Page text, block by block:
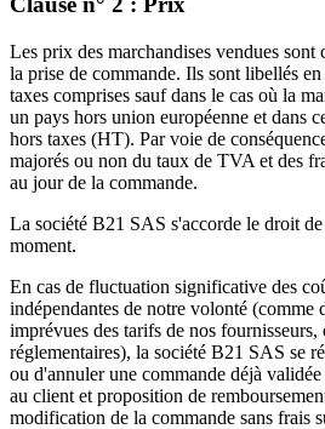
Les prix des marchandises vendues
la prise de commande. Ils sont libellés
taxes comprises sauf dans le cas où la
un pays hors union européenne et dans
hors taxes (HT). Par voie de
majorés ou non du taux de TVA et des
au jour de la commande.
La société B21 SAS s'accorde le droit
moment.
En cas de fluctuation significative des
indépendantes de notre volonté (comme
imprévues des tarifs de nos fournisseurs,
réglementaires), la société B21 SAS se
ou d'annuler une commande déjà
au client et proposition de
modification de la commande sans frais